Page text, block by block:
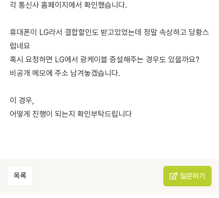
각 통신사 홈페이지에서 확인했습니다.
휴대폰이 LG라서 결합할인도 받고있었는데 정말 속상하고 당황스
럽네요
혹시 요청하면 LG에서 광케이블 증설해주는 경우도 있을까요?
비공개 메모에 주소 남겨놓겠습니다.
이 경우,
어떻게 진행이 되는지 확인부탁드립니다
목록 질문하기